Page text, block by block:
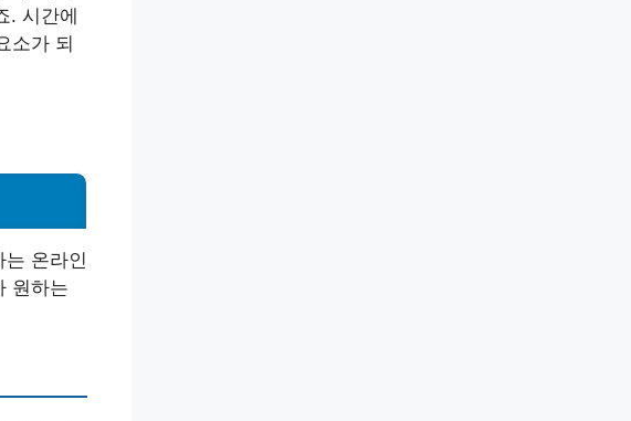
. 시간에
소가 되
온라인
원하는